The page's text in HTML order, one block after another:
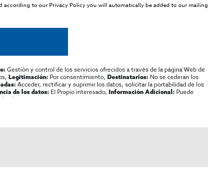
according to ourPrivacy Policyyou will automatically be added to our mailing
Gestión y control de los servicios ofrecidos a través de la página Web de
Legitimación: Por consentimiento, Destinatarios: No se cederan los
Acceder, rectificar y suprimir los datos, solicitar la portabilidad de los
de los datos: El Propio interesado, Información Adicional: Puede
Aquí.